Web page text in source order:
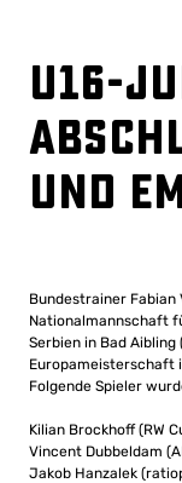
U16-
und
Bundestrainer
Nationalmannschaft
Serbien in Bad Aibling
Europameisterschaft
Folgende Spieler
Kilian Brockhoff (RW
Vincent Dubbeldam
Jakob Hanzalek